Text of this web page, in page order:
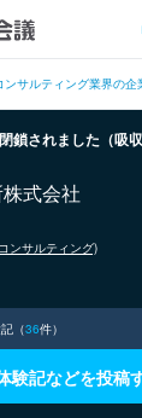
ンサルティング業界の企
鎖されました（吸
式会社
ンサルティング)
（36件）
験記などを投稿